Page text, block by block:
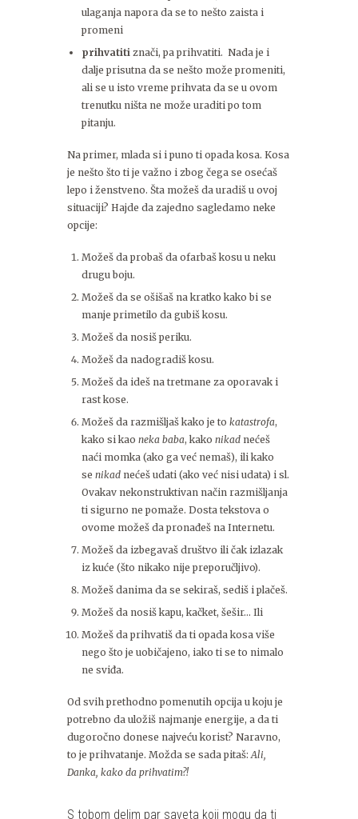
ulaganja napora da se to nešto zaista i
promeni
prihvatiti znači, pa prihvatiti. Nada je i
dalje prisutna da se nešto može promeniti,
ali se u isto vreme prihvata da se u ovom
trenutku ništa ne može uraditi po tom
pitanju.
Na primer, mlada si i puno ti opada kosa. Kosa
je nešto što ti je važno i zbog čega se osećaš
lepo i ženstveno. Šta možeš da uradiš u ovoj
situaciji? Hajde da zajedno sagledamo neke
opcije:
Možeš da probaš da ofarbaš kosu u neku
drugu boju.
Možeš da se ošišaš na kratko kako bi se
manje primetilo da gubiš kosu.
Možeš da nosiš periku.
Možeš da nadogradiš kosu.
Možeš da ideš na tretmane za oporavak i
rast kose.
Možeš da razmišljaš kako je to katastrofa,
kako si kao neka baba, kako nikad nećeš
naći momka (ako ga već nemaš), ili kako
se nikad nećeš udati (ako već nisi udata) i sl.
Ovakav nekonstruktivan način razmišljanja
ti sigurno ne pomaže. Dosta tekstova o
ovome možeš da pronađeš na Internetu.
Možeš da izbegavaš društvo ili čak izlazak
iz kuće (što nikako nije preporučljivo).
Možeš danima da se sekiraš, sediš i plačeš.
Možeš da nosiš kapu, kačket, šešir… Ili
Možeš da prihvatiš da ti opada kosa više
nego što je uobičajeno, iako ti se to nimalo
ne sviđa.
Od svih prethodno pomenutih opcija u koju je
potrebno da uložiš najmanje energije, a da ti
dugoročno donese najveću korist? Naravno,
to je prihvatanje. Možda se sada pitaš:Ali,
Danka, kako da prihvatim?!
S tobom delim par saveta koji mogu da ti